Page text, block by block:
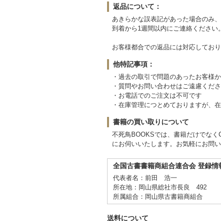
返品について：
あきらかな誤表記があった場合のみ
到着から1週間以内にご連絡ください
お客様都合での返品には対応してお
他特記事項：
・過去の取引で問題のあったお客様
・質問やお問い合わせはご遠慮くだ
・お電話でのご注文は不可です
・在庫管理につとめておりますが、
書籍の買い取りについて
不死鳥BOOKSでは、書籍だけでな
にお伺いいたします。お気軽にお問
全国古書書籍商組合連合会 登録情
代表者名：前田 浩一
所在地：岡山県総社市長良 492
所属組合：岡山県古書籍商組合
送料について